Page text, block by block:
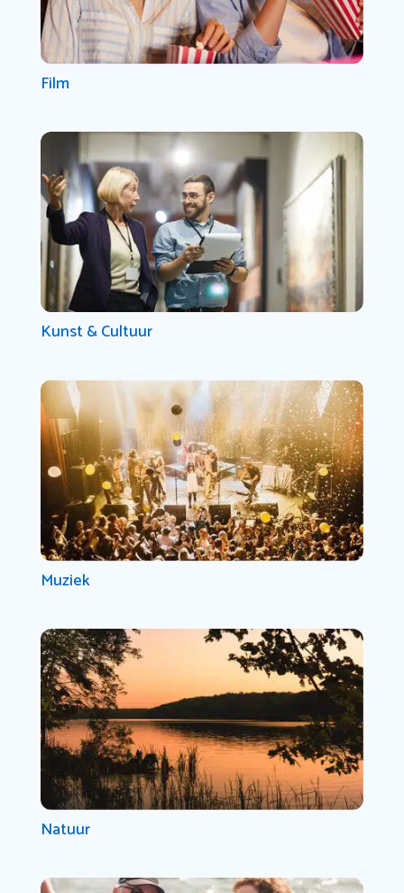
Film
Kunst & Cultuur
Muziek
Natuur